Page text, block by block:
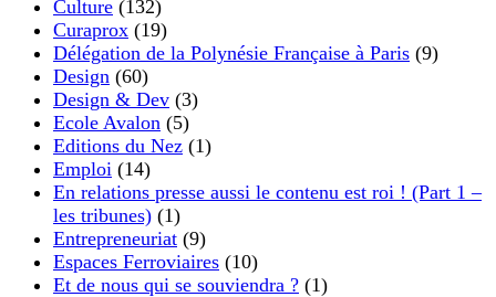
Culture (132)
Curaprox (19)
Délégation de la Polynésie Française à Paris (9)
Design (60)
Design & Dev (3)
Ecole Avalon (5)
Editions du Nez (1)
Emploi (14)
En relations presse aussi le contenu est roi ! (Part 1 –
les tribunes) (1)
Entrepreneuriat (9)
Espaces Ferroviaires (10)
Et de nous qui se souviendra ? (1)